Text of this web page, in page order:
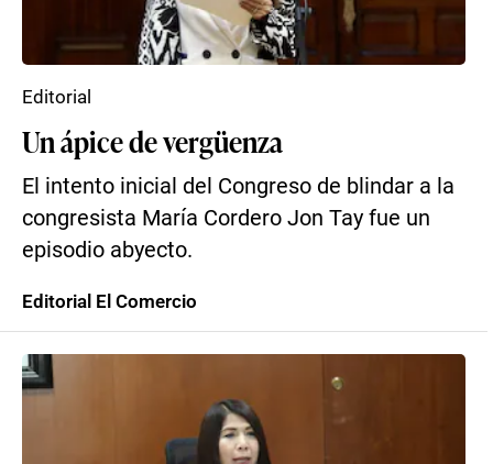
Un ápice de vergüenza
El intento inicial del Congreso de blindar a la
congresista María Cordero Jon Tay fue un
episodio abyecto.
Editorial
Editorial El Comercio